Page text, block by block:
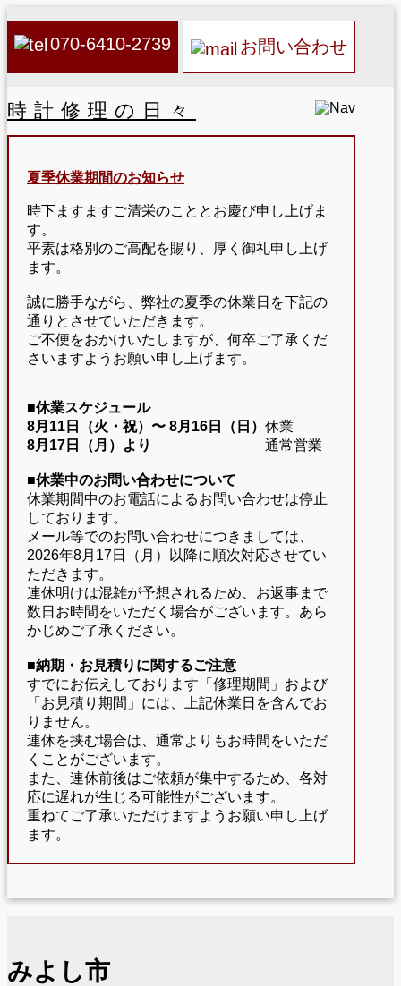
070-6410-2739 お問い合わせ
時計修理の日々
夏季休業期間のお知らせ
時下ますますご清栄のこととお慶び申し上げま
す。
平素は格別のご高配を賜り、厚く御礼申し上げ
ます。
誠に勝手ながら、弊社の夏季の休業日を下記の
通りとさせていただきます。
ご不便をおかけいたしますが、何卒ご了承くだ
さいますようお願い申し上げます。
■休業スケジュール
8月11日（火・祝）〜 8月16日（日） 休業
8月17日（月）より
通常営業
■休業中のお問い合わせについて
休業期間中のお電話によるお問い合わせは停止
しております。
メール等でのお問い合わせにつきましては、
2026年8月17日（月）以降に順次対応させてい
ただきます。
連休明けは混雑が予想されるため、お返事まで
数日お時間をいただく場合がございます。あら
かじめご了承ください。
■納期・お見積りに関するご注意
すでにお伝えしております「修理期間」および
「お見積り期間」には、上記休業日を含んでお
りません。
連休を挟む場合は、通常よりもお時間をいただ
くことがございます。
また、連休前後はご依頼が集中するため、各対
応に遅れが生じる可能性がございます。
重ねてご了承いただけますようお願い申し上げ
ます。
みよし市